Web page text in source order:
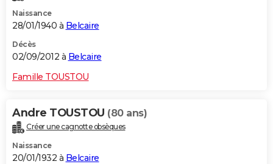
Naissance
28/01/1940 à Belcaire
Décès
02/09/2012 à Belcaire
Famille TOUSTOU
Andre TOUSTOU (80 ans)
Créer une cagnotte obsèques
Naissance
20/01/1932 à Belcaire